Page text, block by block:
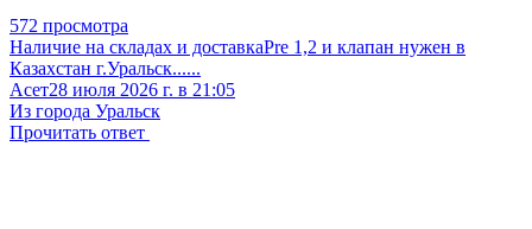
572 просмотра
Наличие на складах и доставкаPre 1,2 и клапан нужен в
Казахстан г.Уральск......
Асет28 июля 2026 г. в 21:05
Из города Уральск
Прочитать ответ